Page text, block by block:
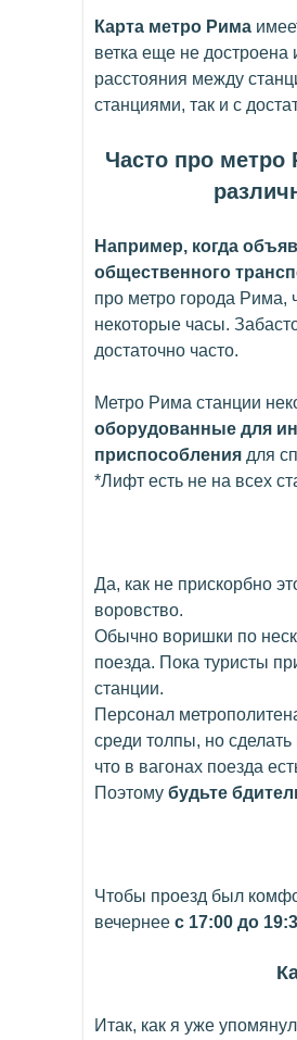
Карта метро Рима
ветка еще не достроена
расстояния между
станциями, так и с
Часто про
Например, когда
общественного
про метро города Рима,
некоторые часы.
достаточно часто.
Метро Рима станции
оборудованные для
приспособления для
*Лифт есть не на всех
Да, как не прискорбно
воровство.
Обычно воришки по
поезда. Пока туристы
станции.
Персонал
среди толпы, но
что в вагонах поезда
Поэтому будьте
Чтобы проезд был
вечернее с 17:00 до
Итак, как я уже